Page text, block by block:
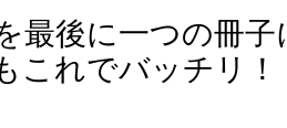
最後に一つの冊
これでバッチリ！